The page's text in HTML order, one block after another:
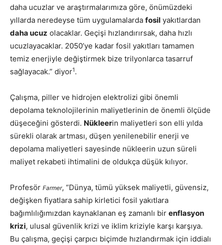
daha ucuzlar ve araştırmalarımıza göre, önümüzdeki
yıllarda neredeyse tüm uygulamalarda fosil yakıtlardan
daha ucuz olacaklar. Geçişi hızlandırırsak, daha hızlı
ucuzlayacaklar. 2050’ye kadar fosil yakıtları tamamen
temiz enerjiyle değiştirmek bize trilyonlarca tasarruf
sağlayacak.” diyor1.
Çalışma, piller ve hidrojen elektrolizi gibi önemli
depolama teknolojilerinin maliyetlerinin de önemli ölçüde
düşeceğini gösterdi. Nükleerin maliyetleri son elli yılda
sürekli olarak artması, düşen yenilenebilir enerji ve
depolama maliyetleri sayesinde nükleerin uzun süreli
maliyet rekabeti ihtimalini de oldukça düşük kılıyor.
Profesör Farmer, “Dünya, tümü yüksek maliyetli, güvensiz,
değişken fiyatlara sahip kirletici fosil yakıtlara
bağımlılığımızdan kaynaklanan eş zamanlı bir enflasyon
krizi, ulusal güvenlik krizi ve iklim kriziyle karşı karşıya.
Bu çalışma, geçişi çarpıcı biçimde hızlandırmak için iddialı